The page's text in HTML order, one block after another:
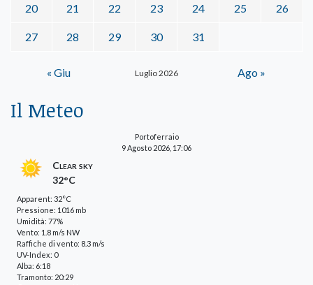
Luglio 2026
20 21 22 23 24 25 26
27 28 29 30 31
« Giu Ago »
Il Meteo
Portoferraio
9 Agosto 2026, 17:06
Clear sky
32°C
Apparent: 32°C
Pressione: 1016 mb
Umidità: 77%
Vento: 1.8 m/s NW
Raffiche di vento: 8.3 m/s
UV-Index: 0
Alba: 6:18
Tramonto: 20:29